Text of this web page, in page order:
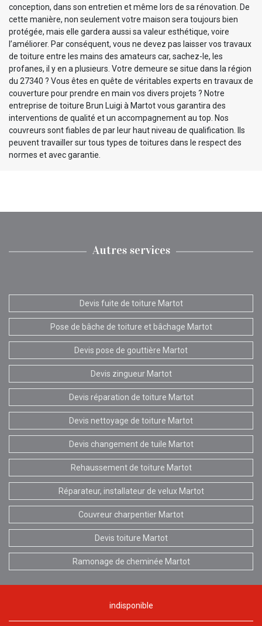
conception, dans son entretien et même lors de sa rénovation. De
cette manière, non seulement votre maison sera toujours bien
protégée, mais elle gardera aussi sa valeur esthétique, voire
l’améliorer. Par conséquent, vous ne devez pas laisser vos travaux
de toiture entre les mains des amateurs car, sachez-le, les
profanes, il y en a plusieurs. Votre demeure se situe dans la région
du 27340 ? Vous êtes en quête de véritables experts en travaux de
couverture pour prendre en main vos divers projets ? Notre
entreprise de toiture Brun Luigi à Martot vous garantira des
interventions de qualité et un accompagnement au top. Nos
couvreurs sont fiables de par leur haut niveau de qualification. Ils
peuvent travailler sur tous types de toitures dans le respect des
normes et avec garantie.
Autres services
Devis fuite de toiture Martot
Pose de bâche de toiture et bâchage Martot
Devis pose de gouttière Martot
Devis zingueur Martot
Devis réparation de toiture Martot
Devis nettoyage de toiture Martot
Devis changement de tuile Martot
Rehaussement de toiture Martot
Réparateur, installateur de velux Martot
Couvreur charpentier Martot
Devis toiture Martot
Ramonage de cheminée Martot
indisponible